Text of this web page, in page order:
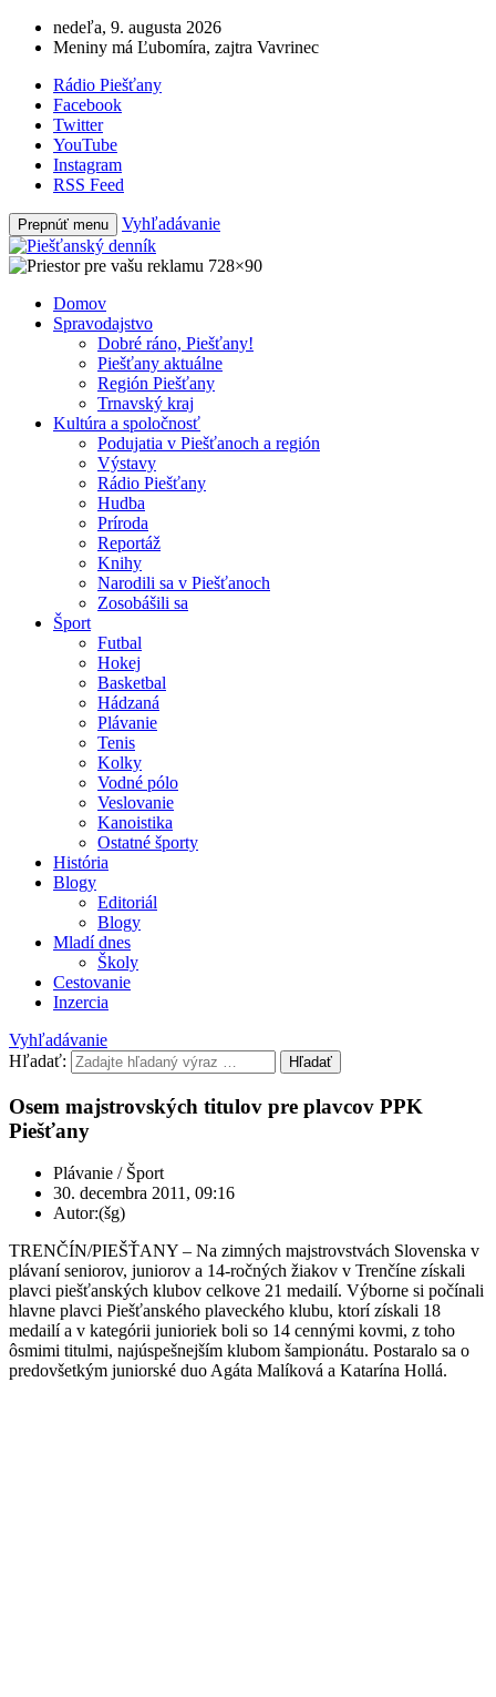
nedeľa, 9. augusta 2026
Meniny má Ľubomíra, zajtra Vavrinec
Rádio Piešťany
Facebook
Twitter
YouTube
Instagram
RSS Feed
Prepnúť menu Vyhľadávanie
Domov
Spravodajstvo
Dobré ráno, Piešťany!
Piešťany aktuálne
Región Piešťany
Trnavský kraj
Kultúra a spoločnosť
Podujatia v Piešťanoch a región
Výstavy
Rádio Piešťany
Hudba
Príroda
Reportáž
Knihy
Narodili sa v Piešťanoch
Zosobášili sa
Šport
Futbal
Hokej
Basketbal
Hádzaná
Plávanie
Tenis
Kolky
Vodné pólo
Veslovanie
Kanoistika
Ostatné športy
História
Blogy
Editoriál
Blogy
Mladí dnes
Školy
Cestovanie
Inzercia
Vyhľadávanie
Hľadať:
Hľadať
Osem majstrovských titulov pre plavcov PPK
Piešťany
Plávanie / Šport
30. decembra 2011, 09:16
Autor:(šg)
TRENČÍN/PIEŠŤANY – Na zimných majstrovstvách Slovenska v
plávaní seniorov, juniorov a 14-ročných žiakov v Trenčíne získali
plavci piešťanských klubov celkove 21 medailí. Výborne si počínali
hlavne plavci Piešťanského plaveckého klubu, ktorí získali 18
medailí a v kategórii junioriek boli so 14 cennými kovmi, z toho
ôsmimi titulmi, najúspešnejším klubom šampionátu. Postaralo sa o
predovšetkým juniorské duo Agáta Malíková a Katarína Hollá.